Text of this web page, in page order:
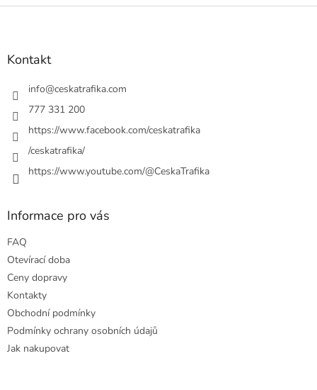
ý
s
v
Z
Kontakt
info@ceskatrafika.com
777 331 200
https://www.facebook.com/ceskatrafika
/ceskatrafika/
https://www.youtube.com/@CeskaTrafika
Informace pro vás
FAQ
Otevírací doba
Ceny dopravy
Kontakty
Obchodní podmínky
Podmínky ochrany osobních údajů
Jak nakupovat